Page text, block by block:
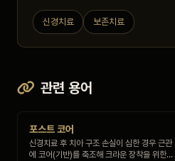
신경치료 보존치료
관련 용어
포스트 코어
신경치료 후 치아 구조 손실이 심한 경우 근
에 코어(기반)를 축조해 크라운 장착을 위한…